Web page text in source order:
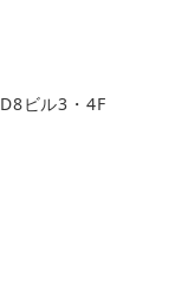
ビル3・4F